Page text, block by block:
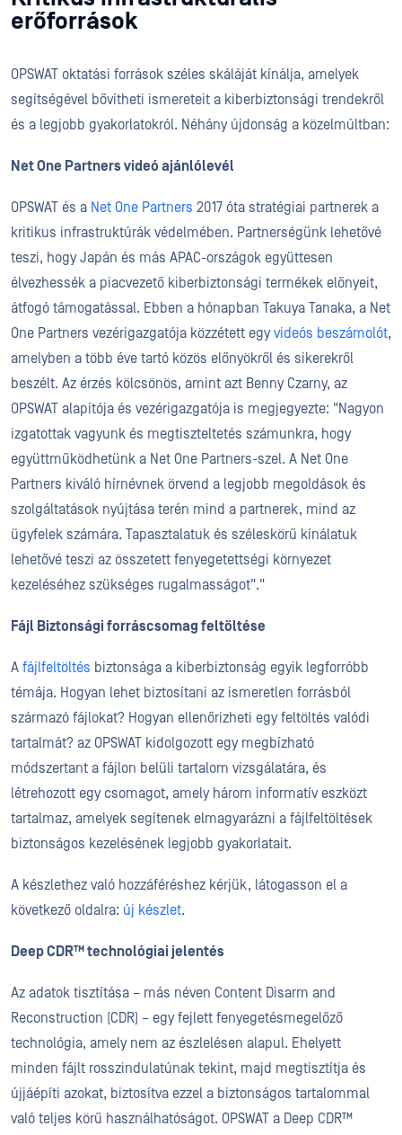
erőforrások
OPSWAT oktatási források széles skáláját kínálja, amelyek
segítségével bővítheti ismereteit a kiberbiztonsági trendekről
és a legjobb gyakorlatokról. Néhány újdonság a közelmúltban:
Net One Partners videó ajánlólevél
OPSWAT és a Net One Partners 2017 óta stratégiai partnerek a
kritikus infrastruktúrák védelmében. Partnerségünk lehetővé
teszi, hogy Japán és más APAC-országok együttesen
élvezhessék a piacvezető kiberbiztonsági termékek előnyeit,
átfogó támogatással. Ebben a hónapban Takuya Tanaka, a Net
One Partners vezérigazgatója közzétett egyvideós beszámolót,
amelyben a több éve tartó közös előnyökről és sikerekről
beszélt. Az érzés kölcsönös, amint azt Benny Czarny, az
OPSWAT alapítója és vezérigazgatója is megjegyezte: "Nagyon
izgatottak vagyunk és megtiszteltetés számunkra, hogy
együttműködhetünk a Net One Partners-szel. A Net One
Partners kiváló hírnévnek örvend a legjobb megoldások és
szolgáltatások nyújtása terén mind a partnerek, mind az
ügyfelek számára. Tapasztalatuk és széleskörű kínálatuk
lehetővé teszi az összetett fenyegetettségi környezet
kezeléséhez szükséges rugalmasságot"."
Fájl Biztonsági forráscsomag feltöltése
A fájlfeltöltés biztonsága a kiberbiztonság egyik legforróbb
témája. Hogyan lehet biztosítani az ismeretlen forrásból
származó fájlokat? Hogyan ellenőrizheti egy feltöltés valódi
tartalmát? az OPSWAT kidolgozott egy megbízható
módszertant a fájlon belüli tartalom vizsgálatára, és
létrehozott egy csomagot, amely három informatív eszközt
tartalmaz, amelyek segítenek elmagyarázni a fájlfeltöltések
biztonságos kezelésének legjobb gyakorlatait.
A készlethez való hozzáféréshez kérjük, látogasson el a
következő oldalra: új készlet.
Deep CDR™ technológiai jelentés
Az adatok tisztítása – más néven Content Disarm and
Reconstruction (CDR) – egy fejlett fenyegetésmegelőző
technológia, amely nem az észlelésen alapul. Ehelyett
minden fájlt rosszindulatúnak tekint, majd megtisztítja és
újjáépíti azokat, biztosítva ezzel a biztonságos tartalommal
való teljes körű használhatóságot. OPSWAT a Deep CDR™